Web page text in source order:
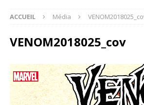
ACCUEIL Média
VENOM2018025_cov